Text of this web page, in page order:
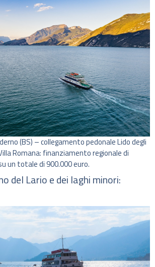
(BS) – collegamento pedonale Lido degli
Romana: finanziamento regionale di
un totale di 900.000 euro.
del Lario e dei laghi minori: